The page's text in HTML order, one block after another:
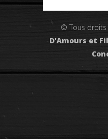
© Tous droits
D'Amours et